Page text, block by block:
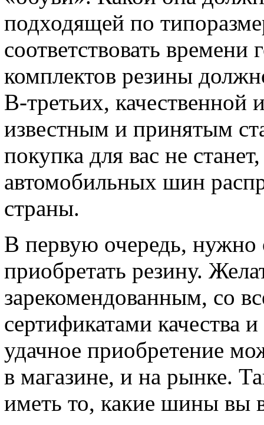
подходящей по
соответствовать времени
комплектов резины
В-третьих, качественной
известным и принятым
покупка для вас не
автомобильных шин
страны.
В первую очередь, нужно
приобретать резину.
зарекомендованным, со
сертификатами качества
удачное приобретение
в магазине, и на рынке.
иметь то, какие шины вы